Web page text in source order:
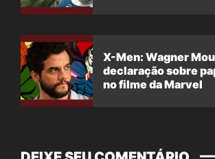
X-Men: Wagner
declaração sobre
no filme da Marvel